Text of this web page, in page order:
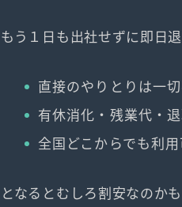
もう１日も出社せずに即日
直接のやりとりは一
有休消化・残業代・
全国どこからでも利用
となるとむしろ割安なのかも